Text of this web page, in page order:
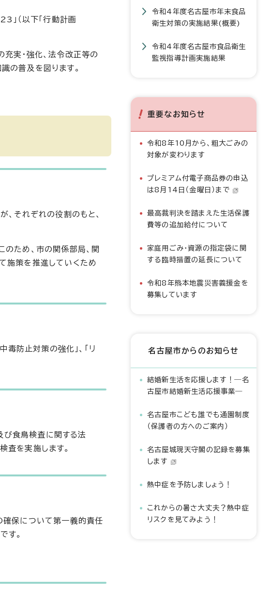
」（以下「行動計画
実・強化、法令改正等の
の普及を図ります。
それぞれの役割のもと、
ため、市の関係部局、関
施策を推進していくため
防止対策の強化」、「リ
び食鳥検査に関する法
査を実施します。
確保について第一義的責任
す。
令和4年度名古屋市年末食品
衛生対策の実施結果(概要)
令和4年度名古屋市食品衛生
監視指導計画実施結果
重要なお知らせ
令和8年10月から、粗大ごみの
対象が変わります
プレミアム付電子商品券の申込
は8月14日（金曜日）まで
最高裁判決を踏まえた生活保護
費等の追加給付について
家庭用ごみ・資源の指定袋に関
する臨時措置の延長について
令和8年熊本地震災害義援金を
募集しています
名古屋市からのお知らせ
結婚新生活を応援します！―名
古屋市結婚新生活応援事業―
名古屋市こども誰でも通園制度
（保護者の方へのご案内）
名古屋城現天守閣の記録を募集
します
熱中症を予防しましょう！
これからの暑さ大丈夫？熱中症
リスクを見てみよう！